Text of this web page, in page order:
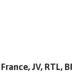
JV, RTL,